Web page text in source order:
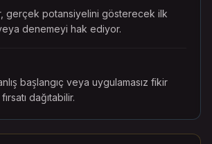
gerçek potansiyelini gösterecek ilk
denemeyi hak ediyor.
başlangıç veya uygulamasız fikir
dağıtabilir.